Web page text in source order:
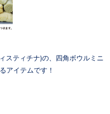
スティチナ)の、四角ボウルミニ
アイテムです！